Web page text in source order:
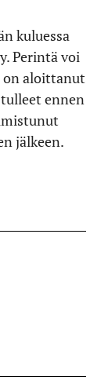
kuluessa
Perintä voi
on aloittanut
ennen
jälkeen.